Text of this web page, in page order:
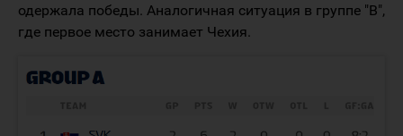
одержала победы. Аналогичная ситуация в группе "В",
где первое место занимает Чехия.